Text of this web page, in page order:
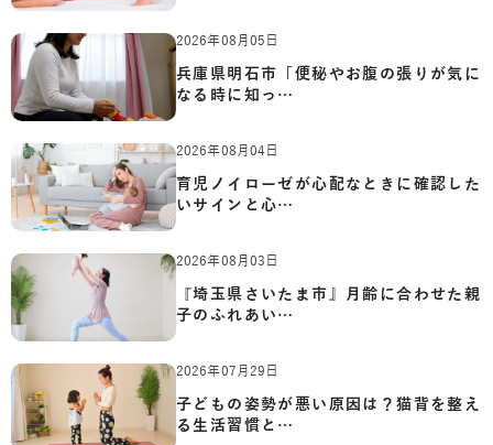
2026年08月05日
兵庫県明石市「便秘やお腹の張りが気に
なる時に知っ…
2026年08月04日
育児ノイローゼが心配なときに確認した
いサインと心…
2026年08月03日
『埼玉県さいたま市』月齢に合わせた親
子のふれあい…
2026年07月29日
子どもの姿勢が悪い原因は？猫背を整え
る生活習慣と…